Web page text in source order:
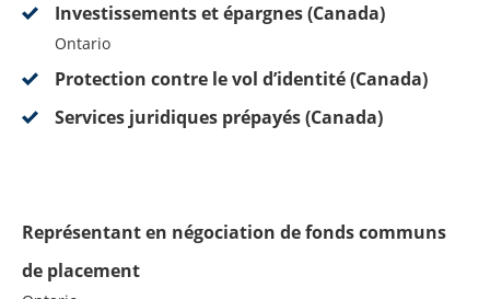
Investissements et épargnes (Canada)
Ontario
Protection contre le vol d’identité (Canada)
Services juridiques prépayés (Canada)
Représentant en négociation de fonds communs
de placement